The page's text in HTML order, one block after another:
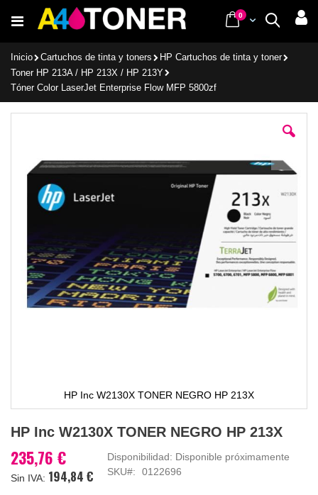
al
Buscar
Cart
0items
Inicio Cartuchos de tinta y toners
HP Cartuchos de tinta y toner
Toner HP 213A / HP 213X / HP 213Y
Tóner Color LaserJet Enterprise Flow MFP 5800zf
galería
HP Inc W2130X TONER NEGRO HP 213X
al
de
la
HP Inc W2130X TONER NEGRO HP 213X
235,76 €
194,84 €
Disponibilidad: Disponible próximamente
SKU
0122696